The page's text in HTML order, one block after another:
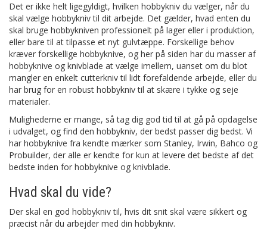
Det er ikke helt ligegyldigt, hvilken hobbykniv du vælger, når du
skal vælge hobbykniv til dit arbejde. Det gælder, hvad enten du
skal bruge hobbykniven professionelt på lager eller i produktion,
eller bare til at tilpasse et nyt gulvtæppe. Forskellige behov
kræver forskellige hobbyknive, og her på siden har du masser af
hobbyknive og knivblade at vælge imellem, uanset om du blot
mangler en enkelt cutterkniv til lidt forefaldende arbejde, eller du
har brug for en robust hobbykniv til at skære i tykke og seje
materialer.
Mulighederne er mange, så tag dig god tid til at gå på opdagelse
i udvalget, og find den hobbykniv, der bedst passer dig bedst. Vi
har hobbyknive fra kendte mærker som Stanley, Irwin, Bahco og
Probuilder, der alle er kendte for kun at levere det bedste af det
bedste inden for hobbyknive og knivblade.
Hvad skal du vide?
Der skal en god hobbykniv til, hvis dit snit skal være sikkert og
præcist når du arbejder med din hobbykniv.